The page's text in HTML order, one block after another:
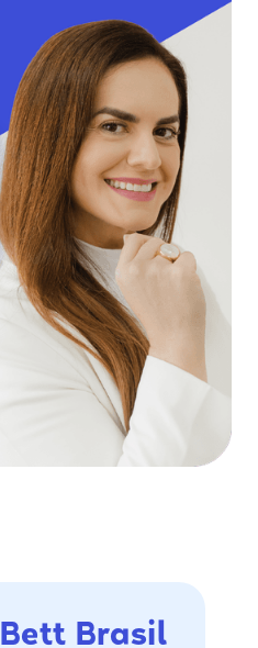
Bett Brasil